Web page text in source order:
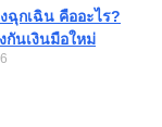
ฉุกเฉิน คืออะไร?
กันเงินมือใหม่